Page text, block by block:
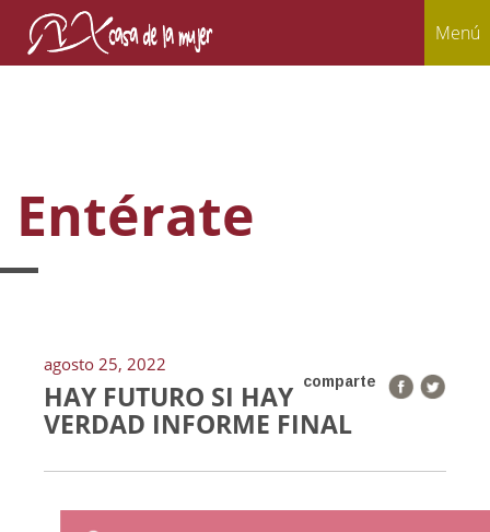
Menú
Entérate
agosto 25, 2022
comparte
HAY FUTURO SI HAY
VERDAD INFORME FINAL